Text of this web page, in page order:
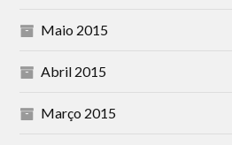
Maio 2015
Abril 2015
Março 2015